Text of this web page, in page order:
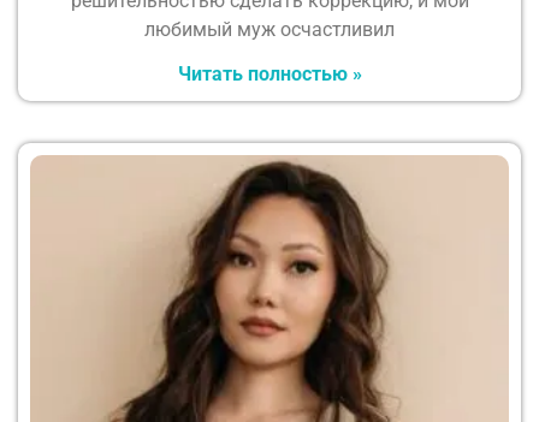
любимый муж осчастливил
Читать полностью »